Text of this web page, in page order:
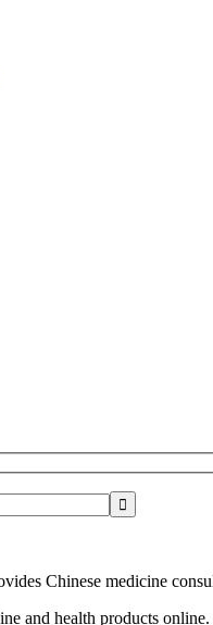
Chinese medicine
and health products online.